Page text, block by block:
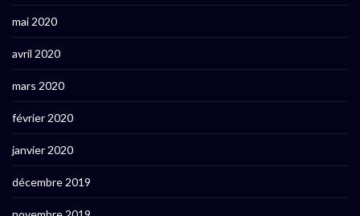
mai 2020
avril 2020
mars 2020
février 2020
janvier 2020
décembre 2019